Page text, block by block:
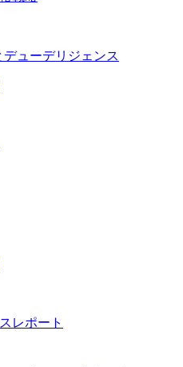
ューデリジェンス
レポート